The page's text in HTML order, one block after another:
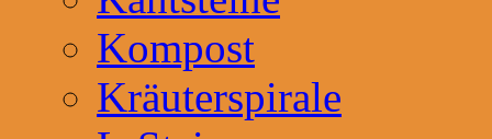
Kompost
Kräuterspirale